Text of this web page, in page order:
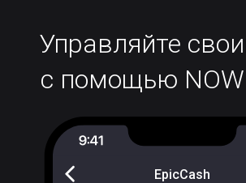
Управляйте
с помощью
EpicCash